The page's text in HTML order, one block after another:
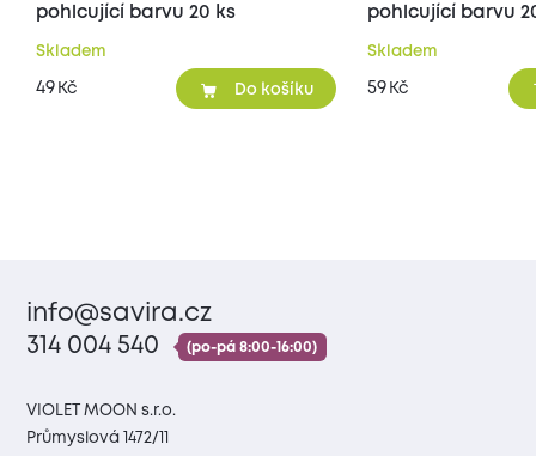
pohlcující barvu 20 ks
Skladem
49 Kč Do košíku
pohlcující barvu
Skladem
59 Kč
info@savira.cz
314 004 540
(po-pá 8:00-16:00)
VIOLET MOON s.r.o.
Průmyslová 1472/11